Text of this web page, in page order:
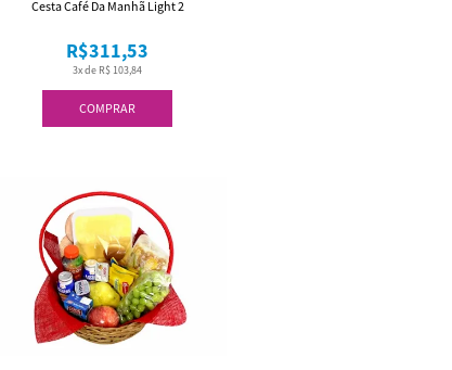
COMPRAR
3x de R$ 103,84
R$311,53
Cesta Café Da Manhã Light 2